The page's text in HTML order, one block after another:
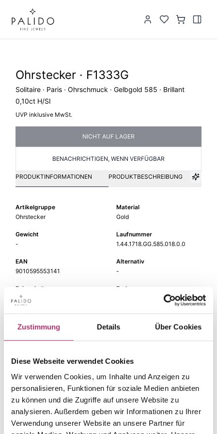
Zustimmung Details Über Cookies
Diese Webseite verwendet Cookies
Wir verwenden Cookies, um Inhalte und Anzeigen zu
personalisieren, Funktionen für soziale Medien anbieten
zu können und die Zugriffe auf unsere Website zu
analysieren. Außerdem geben wir Informationen zu Ihrer
Verwendung unserer Website an unsere Partner für
Ohrstecker · F1333G
Solitaire · Paris · Ohrschmuck · Gelbgold 585 · Brillant
0,10ct H/SI
UVP inklusive MwSt.
NICHT AUF LAGER
BENACHRICHTIGEN, WENN VERFÜGBAR
PRODUKTINFORMATIONEN PRODUKTBESCHREIBUNG
Artikelgruppe
Ohrstecker
Material
Gold
Gewicht
-
Laufnummer
1.44.1718.GG.585.018.0.0
EAN
9010595553141
Alternativ
-
Feingehalt
585
Farbe
Steinfarbe
weiß
Steinart
Diamant
Stein
Größe
Die passenden Stücke